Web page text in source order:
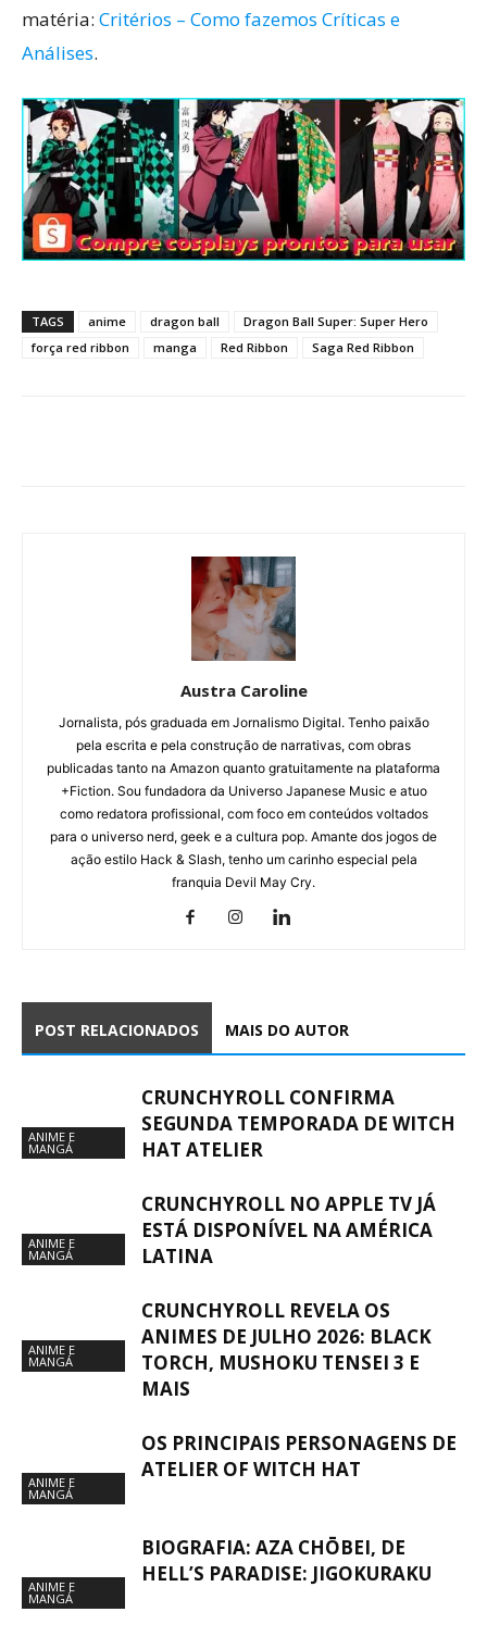
matéria: Critérios – Como fazemos Críticas e
Análises.
TAGS anime dragon ball
Dragon Ball Super: Super Hero
força red ribbon
manga Red Ribbon Saga Red Ribbon
Austra Caroline
Jornalista, pós graduada em Jornalismo Digital. Tenho paixão
pela escrita e pela construção de narrativas, com obras
publicadas tanto na Amazon quanto gratuitamente na plataforma
+Fiction. Sou fundadora da Universo Japanese Music e atuo
como redatora profissional, com foco em conteúdos voltados
para o universo nerd, geek e a cultura pop. Amante dos jogos de
ação estilo Hack & Slash, tenho um carinho especial pela
franquia Devil May Cry.
POST RELACIONADOS MAIS DO AUTOR
ANIME E
MANGÁ
CRUNCHYROLL CONFIRMA
SEGUNDA TEMPORADA DE WITCH
HAT ATELIER
ANIME E
MANGÁ
CRUNCHYROLL NO APPLE TV JÁ
ESTÁ DISPONÍVEL NA AMÉRICA
LATINA
ANIME E
MANGÁ
CRUNCHYROLL REVELA OS
ANIMES DE JULHO 2026: BLACK
TORCH, MUSHOKU TENSEI 3 E
MAIS
ANIME E
MANGÁ
OS PRINCIPAIS PERSONAGENS DE
ATELIER OF WITCH HAT
ANIME E
MANGÁ
BIOGRAFIA: AZA CHŌBEI, DE
HELL’S PARADISE: JIGOKURAKU